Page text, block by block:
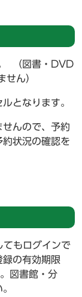
（図書・DVD
せん）
となります。
んので、予約
状況の確認を
てもログインで
録の有効期限
図書館・分